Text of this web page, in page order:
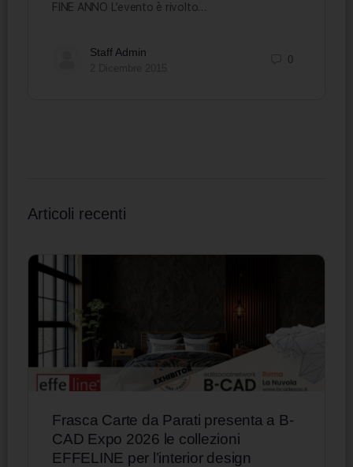
FINE ANNO L’evento è rivolto…
Staff Admin
0
Articoli recenti
Frasca Carte da Parati presenta a B-
CAD Expo 2026 le collezioni
EFFELINE per l’interior design